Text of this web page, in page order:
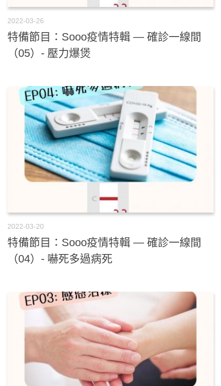
2022-03-26
特備節目：Sooo疫情特輯 — 確診一線間
（05）- 壓力爆煲
2022-03-20
特備節目：Sooo疫情特輯 — 確診一線間
（04）- 嚇死多過病死